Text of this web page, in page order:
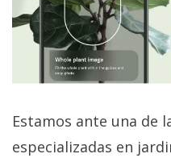
Estamos ante una de
especializadas en